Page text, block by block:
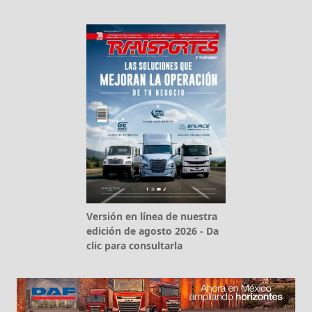
Versión en línea de nuestra
edición de agosto 2026 - Da
clic para consultarla
¿Quieres suscribirte a nuestra edición
mensual?